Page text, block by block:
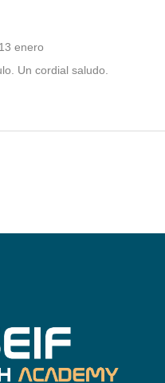
enero
Un cordial saludo.